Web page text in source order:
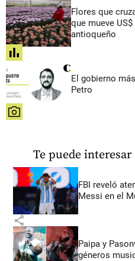
Flores que
que mueve
antioqueño
share
El gobierno
Petro
share
Te puede interesar
FBI reveló
Messi en el
share
Paipa y
géneros